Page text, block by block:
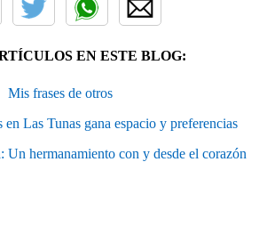
EN ESTE BLOG:
Mis frases de otros
Las Tunas gana espacio y preferencias
Un hermanamiento con y desde el corazón